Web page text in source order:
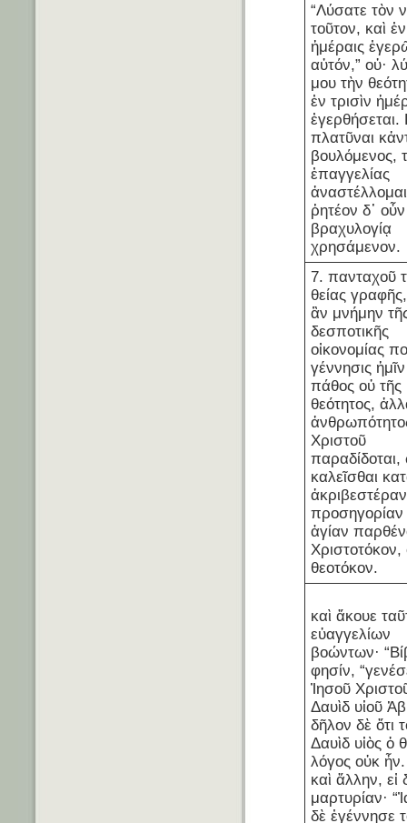
“Λύσατε τὸν
τοῦτον, καὶ
ἡμέραις
αὐτόν,” οὐ·
μου τὴν
ἐν τρισὶν
ἐγερθήσεται.
πλατῦναι
βουλόμενος,
ἐπαγγελίας
ῥητέον δ᾽
βραχυλογίᾳ
χρησάμενον.
7. πανταχοῦ
θείας
ἂν μνήμην
δεσποτικῆς
οἰκονομίας
γέννησις
πάθος οὐ τῆς
θεότητος,
Χριστοῦ
καλεῖσθαι
ἀκριβεστέραν
προσηγορίαν
ἁγίαν
Χριστοτόκον,
θεοτόκον.
καὶ ἄκουε
εὐαγγελίων
βοώντων·
φησίν,
Ἰησοῦ
Δαυὶδ υἱοῦ
δῆλον δὲ ὅτι
Δαυὶδ υἱὸς ὁ
λόγος οὐκ
καὶ ἄλλην, εἰ
μαρτυρίαν·
δὲ ἐγέννησε